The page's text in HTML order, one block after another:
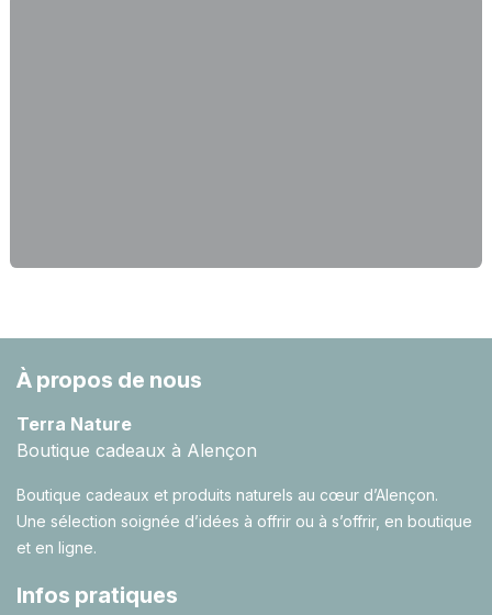
À propos de nous
Terra Nature
Boutique cadeaux à Alençon
Boutique cadeaux et produits naturels au cœur d’Alençon.
Une sélection soignée d’idées à offrir ou à s’offrir, en boutique
et en ligne.
Infos pratiques